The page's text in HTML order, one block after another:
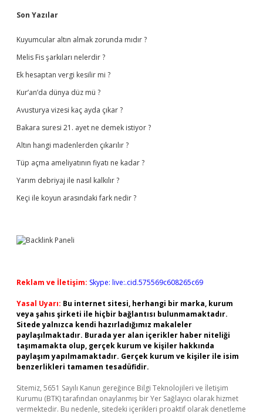
Sidebar
Son Yazılar
Kuyumcular altın almak zorunda mıdır ?
Melis Fis şarkıları nelerdir ?
Ek hesaptan vergi kesilir mi ?
Kur’an’da dünya düz mü ?
Avusturya vizesi kaç ayda çıkar ?
Bakara suresi 21. ayet ne demek istiyor ?
Altın hangi madenlerden çıkarılır ?
Tüp açma ameliyatının fiyatı ne kadar ?
Yarım debriyaj ile nasıl kalkılır ?
Keçi ile koyun arasındaki fark nedir ?
Reklam ve İletişim: Skype: live:.cid.575569c608265c69
Yasal Uyarı: Bu internet sitesi, herhangi bir marka, kurum
veya şahıs şirketi ile hiçbir bağlantısı bulunmamaktadır.
Sitede yalnızca kendi hazırladığımız makaleler
paylaşılmaktadır. Burada yer alan içerikler haber niteliği
taşımamakta olup, gerçek kurum ve kişiler hakkında
paylaşım yapılmamaktadır. Gerçek kurum ve kişiler ile isim
benzerlikleri tamamen tesadüfidir.
Sitemiz, 5651 Sayılı Kanun gereğince Bilgi Teknolojileri ve İletişim
Kurumu (BTK) tarafından onaylanmış bir Yer Sağlayıcı olarak hizmet
vermektedir. Bu nedenle, sitedeki içerikleri proaktif olarak denetleme